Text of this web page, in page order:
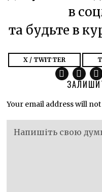
в
та будьте в
X / TWITTER
Your email address will